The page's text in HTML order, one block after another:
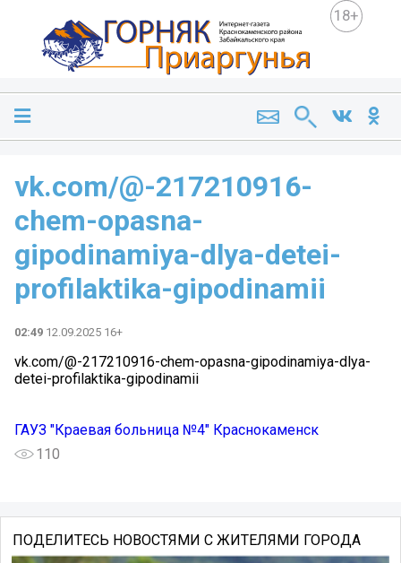
18+
vk.com/@-217210916-
chem-opasna-
gipodinamiya-dlya-detei-
profilaktika-gipodinamii
02:49 12.09.2025 16+
vk.com/@-217210916-chem-opasna-gipodinamiya-dlya-
detei-profilaktika-gipodinamii
ГАУЗ "Краевая больница №4" Краснокаменск
110
ПОДЕЛИТЕСЬ НОВОСТЯМИ С ЖИТЕЛЯМИ ГОРОДА